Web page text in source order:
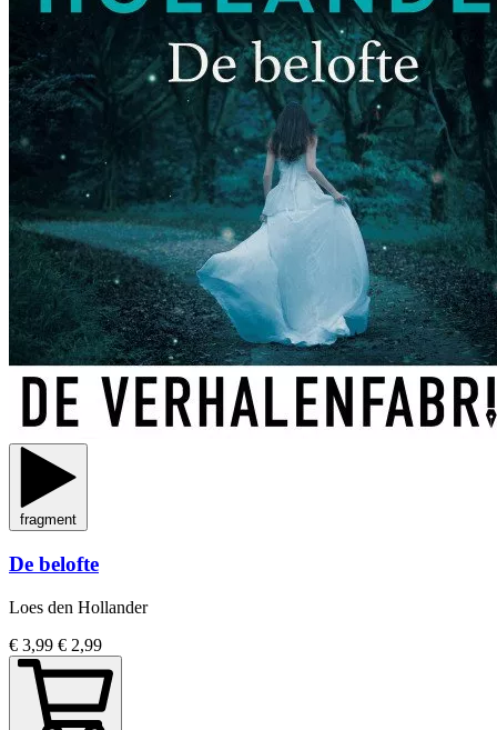
fragment
De belofte
Loes den Hollander
€ 3,99 € 2,99